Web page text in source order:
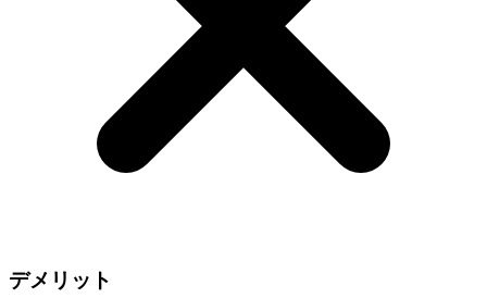
デメリット